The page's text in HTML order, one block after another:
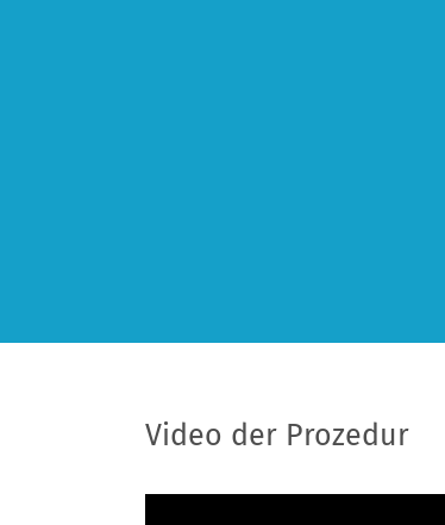
Video der Prozedur